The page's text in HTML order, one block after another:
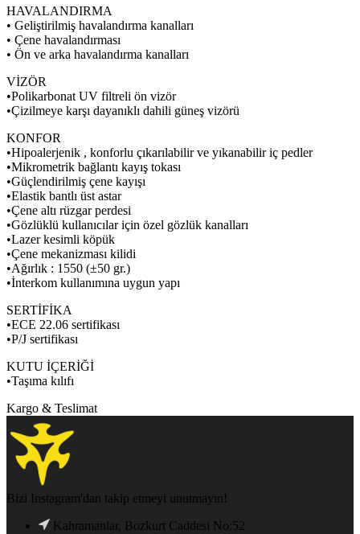
HAVALANDIRMA
• Geliştirilmiş havalandırma kanalları
• Çene havalandırması
• Ön ve arka havalandırma kanalları
VİZÖR
•Polikarbonat UV filtreli ön vizör
•Çizilmeye karşı dayanıklı dahili güneş vizörü
KONFOR
•Hipoalerjenik , konforlu çıkarılabilir ve yıkanabilir iç pedler
•Mikrometrik bağlantı kayış tokası
•Güçlendirilmiş çene kayışı
•Elastik bantlı üst astar
•Çene altı rüzgar perdesi
•Gözlüklü kullanıcılar için özel gözlük kanalları
•Lazer kesimli köpük
•Çene mekanizması kilidi
•Ağırlık : 1550 (±50 gr.)
•İnterkom kullanımına uygun yapı
SERTİFİKA
•ECE 22.06 sertifikası
•P/J sertifikası
KUTU İÇERİĞİ
•Taşıma kılıfı
Kargo & Teslimat
Bizi Instagram'dan takip etmeyi unutmayın!
Kahramanlar, Bozkurt Caddesi No:52